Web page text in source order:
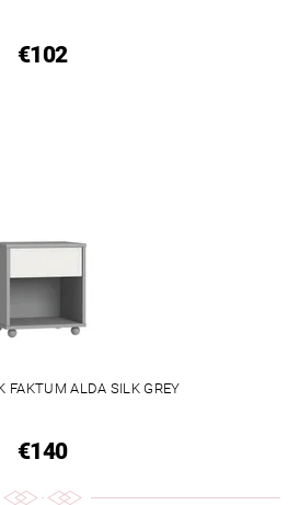
€102
FAKTUM ALDA SILK GREY
€140